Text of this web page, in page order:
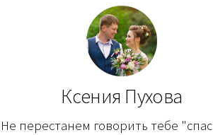
Ксения Пухова
Не перестанем говорить тебе